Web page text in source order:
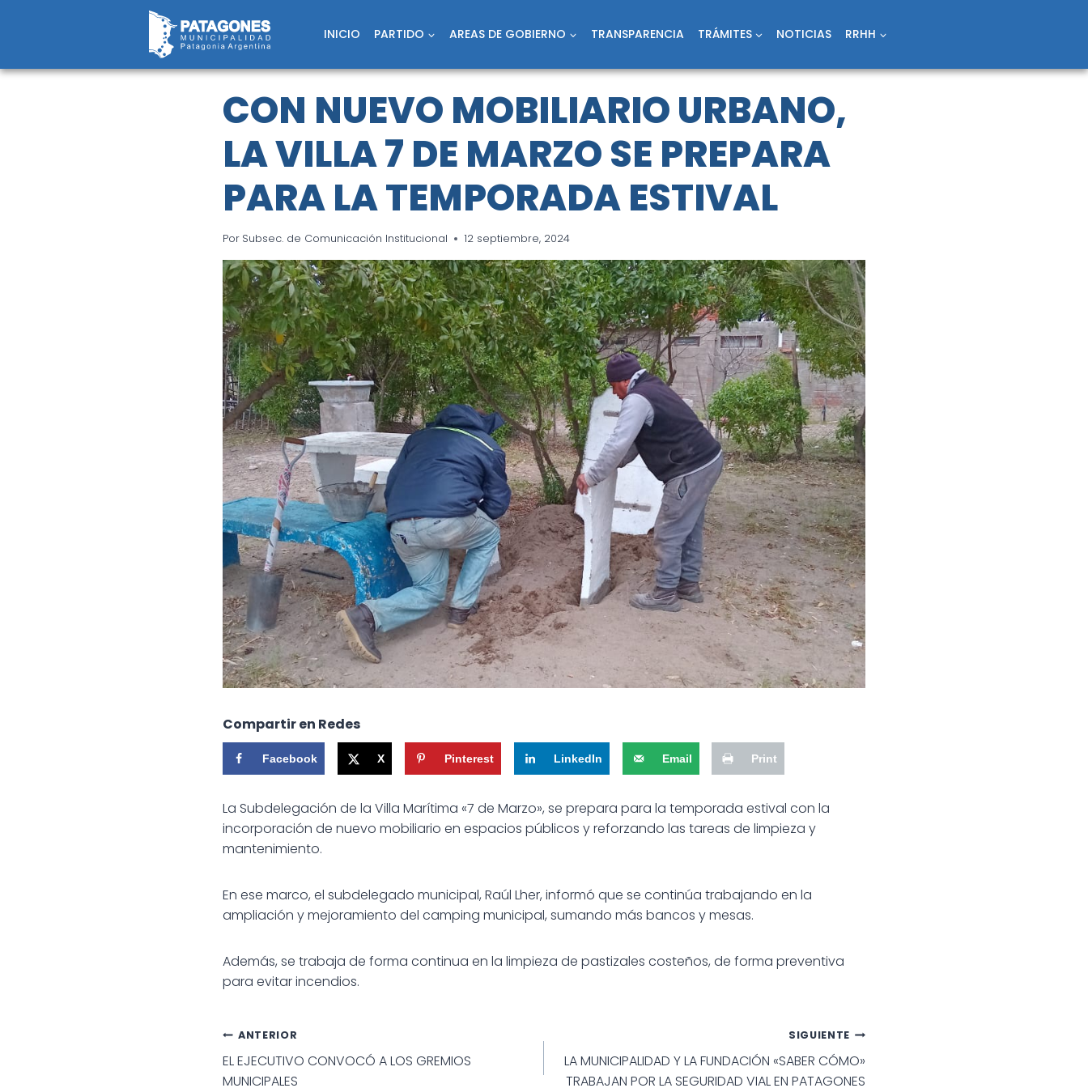
INICIO PARTIDO AREAS DE GOBIERNO TRANSPARENCIA TRÁMITES NOTICIAS RRHH
CON NUEVO MOBILIARIO URBANO,
LA VILLA 7 DE MARZO SE PREPARA
PARA LA TEMPORADA ESTIVAL
Por Subsec. de Comunicación Institucional 12 septiembre, 2024
Compartir en Redes
Facebook X Pinterest LinkedIn Email Print
La Subdelegación de la Villa Marítima «7 de Marzo», se prepara para la temporada estival con la
incorporación de nuevo mobiliario en espacios públicos y reforzando las tareas de limpieza y
mantenimiento.
En ese marco, el subdelegado municipal, Raúl Lher, informó que se continúa trabajando en la
ampliación y mejoramiento del camping municipal, sumando más bancos y mesas.
Además, se trabaja de forma continua en la limpieza de pastizales costeños, de forma preventiva
para evitar incendios.
Navegación
ANTERIOR
EL EJECUTIVO CONVOCÓ A LOS GREMIOS
MUNICIPALES
SIGUIENTE
LA MUNICIPALIDAD Y LA FUNDACIÓN «SABER CÓMO»
TRABAJAN POR LA SEGURIDAD VIAL EN PATAGONES